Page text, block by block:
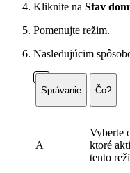
Kliknite na Stav
Pomenujte režim.
Nasledujúcim
Správanie Čo?
A
Vyberte
ktoré
tento